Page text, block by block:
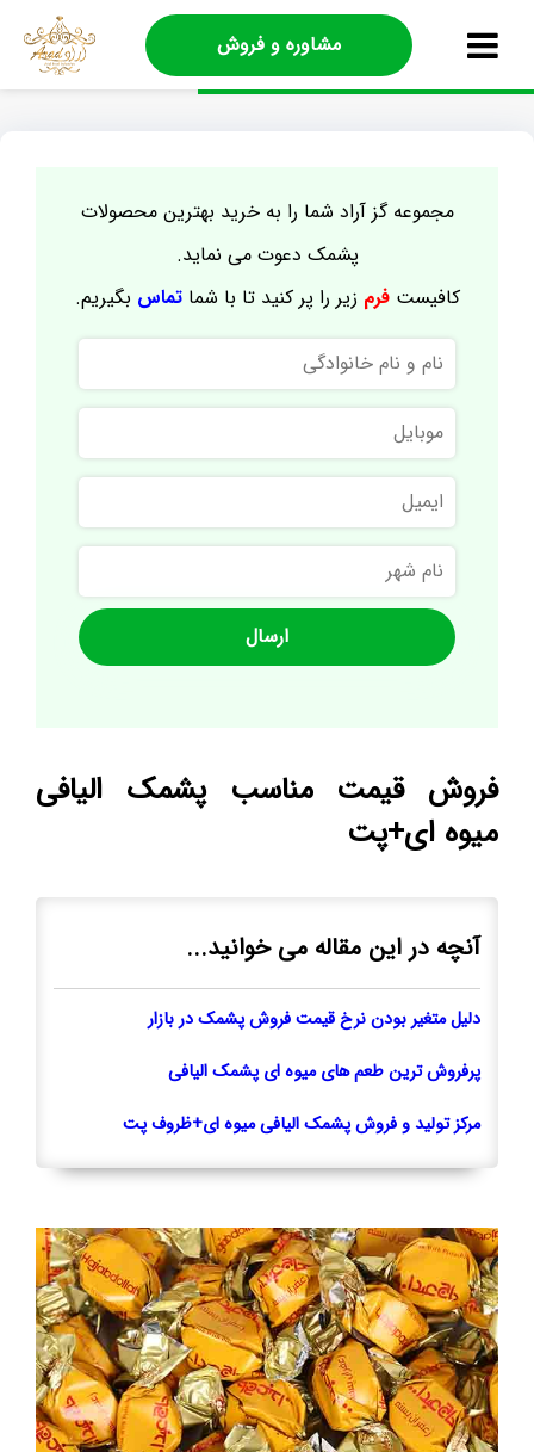
مشاوره و فروش
مجموعه گز آراد شما را به خرید بهترین محصولات
پشمک دعوت می نماید.
کافیستفرم زیر را پر کنید تا با شماتماس بگیریم.
نام
و
نام
خانوادگی
موبایل
ایمیل
نام
شهر
فروش قیمت مناسب پشمک الیافی
میوه ای+پت
آنچه در این مقاله می خوانید...
دلیل متغیر بودن نرخ قیمت فروش پشمک در بازار
پرفروش ترین طعم های میوه ای پشمک الیافی
مرکز تولید و فروش پشمک الیافی میوه ای+ظروف پت